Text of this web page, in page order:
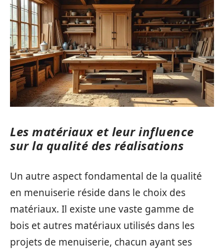
Les matériaux et leur influence
sur la qualité des réalisations
Un autre aspect fondamental de la qualité
en menuiserie réside dans le choix des
matériaux. Il existe une vaste gamme de
bois et autres matériaux utilisés dans les
projets de menuiserie, chacun ayant ses